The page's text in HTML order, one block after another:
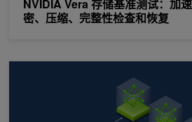
NVIDIA Vera 存储基准测试：加
密、压缩、完整性检查和恢复